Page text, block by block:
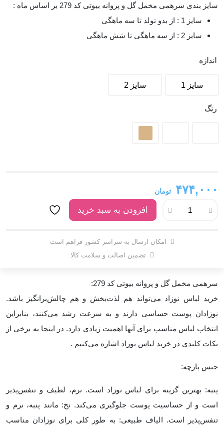
سایز بندی سرهمی مخمل گل و پروانه بیوتی کد 279 بر اساس ماه :
سایز 1 : از بدو تولد تا سه ماهگی
سایز 2 : از سه ماهگی تا شش ماهگی
اندازه
سایز 1 سایز 2
رنگ
۴۷۴,۰۰۰ تومان
افزودن به سبد خرید
امکان ارسال به سراسر کشور فراهم است
تضمین اصالت و سلامت کالا
سرهمی مخمل گل و پروانه بیوتی کد 279:
خرید لباس نوزاد می‌تواند هم لذت‌بخش و هم چالش‌برانگیز باشد.
نوزادان پوست حساسی دارند و به سرعت رشد می‌کنند، بنابراین
انتخاب لباس مناسب برای آنها اهمیت زیادی دارد. در اینجا به برخی از
نکات کلیدی در خرید لباس نوزاد اشاره می‌کنیم.
جنس پارچه:
پنبه: بهترین گزینه برای لباس نوزاد است. نرم، لطیف و تنفس‌پذیر
است و از حساسیت پوست جلوگیری می‌کند. نخ: مانند پنبه، نرم و
تنفس‌پذیر است.الیاف طبیعی: به طور کلی برای نوزادان مناسب